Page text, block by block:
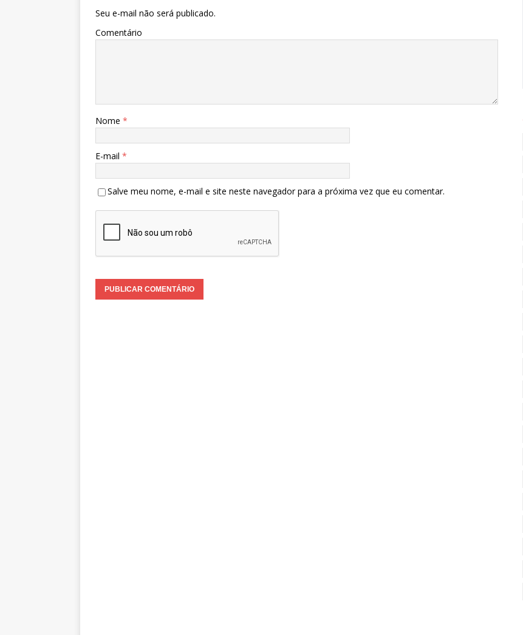
Seu e-mail não será publicado.
Comentário
Nome *
E-mail *
Salve meu nome, e-mail e site neste navegador para a próxima vez que eu comentar.